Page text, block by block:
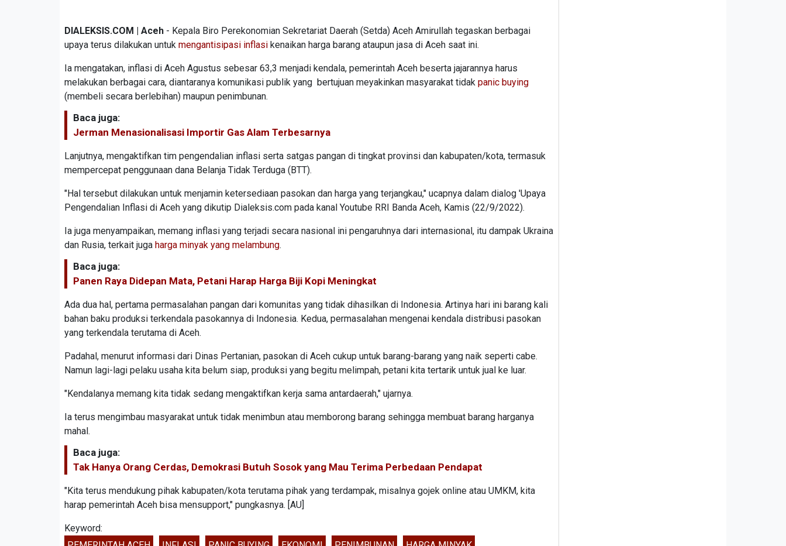
DIALEKSIS.COM | Aceh - Kepala Biro Perekonomian Sekretariat Daerah (Setda) Aceh Amirullah tegaskan berbagai
upaya terus dilakukan untuk mengantisipasi inflasi kenaikan harga barang ataupun jasa di Aceh saat ini.
Ia mengatakan, inflasi di Aceh Agustus sebesar 63,3 menjadi kendala, pemerintah Aceh beserta jajarannya harus
melakukan berbagai cara, diantaranya komunikasi publik yang bertujuan meyakinkan masyarakat tidak panic buying
(membeli secara berlebihan) maupun penimbunan.
Baca juga:
Jerman Menasionalisasi Importir Gas Alam Terbesarnya
Lanjutnya, mengaktifkan tim pengendalian inflasi serta satgas pangan di tingkat provinsi dan kabupaten/kota, termasuk
mempercepat penggunaan dana Belanja Tidak Terduga (BTT).
"Hal tersebut dilakukan untuk menjamin ketersediaan pasokan dan harga yang terjangkau," ucapnya dalam dialog 'Upaya
Pengendalian Inflasi di Aceh yang dikutip Dialeksis.com pada kanal Youtube RRI Banda Aceh, Kamis (22/9/2022).
Ia juga menyampaikan, memang inflasi yang terjadi secara nasional ini pengaruhnya dari internasional, itu dampak Ukraina
dan Rusia, terkait juga harga minyak yang melambung.
Baca juga:
Panen Raya Didepan Mata, Petani Harap Harga Biji Kopi Meningkat
Ada dua hal, pertama permasalahan pangan dari komunitas yang tidak dihasilkan di Indonesia. Artinya hari ini barang kali
bahan baku produksi terkendala pasokannya di Indonesia. Kedua, permasalahan mengenai kendala distribusi pasokan
yang terkendala terutama di Aceh.
Padahal, menurut informasi dari Dinas Pertanian, pasokan di Aceh cukup untuk barang-barang yang naik seperti cabe.
Namun lagi-lagi pelaku usaha kita belum siap, produksi yang begitu melimpah, petani kita tertarik untuk jual ke luar.
"Kendalanya memang kita tidak sedang mengaktifkan kerja sama antardaerah," ujarnya.
Ia terus mengimbau masyarakat untuk tidak menimbun atau memborong barang sehingga membuat barang harganya
mahal.
Baca juga:
Tak Hanya Orang Cerdas, Demokrasi Butuh Sosok yang Mau Terima Perbedaan Pendapat
"Kita terus mendukung pihak kabupaten/kota terutama pihak yang terdampak, misalnya gojek online atau UMKM, kita
harap pemerintah Aceh bisa mensupport," pungkasnya. [AU]
Keyword: